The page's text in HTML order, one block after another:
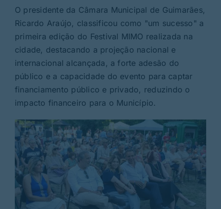
Revista
Search
O presidente da Câmara Municipal de Guimarães,
Ricardo Araújo, classificou como "um sucesso" a
primeira edição do Festival MIMO realizada na
cidade, destacando a projeção nacional e
internacional alcançada, a forte adesão do
público e a capacidade do evento para captar
financiamento público e privado, reduzindo o
impacto financeiro para o Município.